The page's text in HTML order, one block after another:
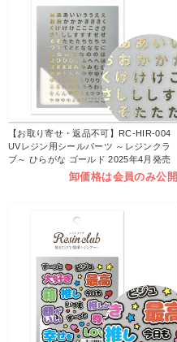
【お取り寄せ・返品不可】RC-HIR-004
UVレジン用シールパーツ ～レジンクラ
ブ～ ひらがな ゴールド 2025年4月発売
卸価格は会員のみ公開